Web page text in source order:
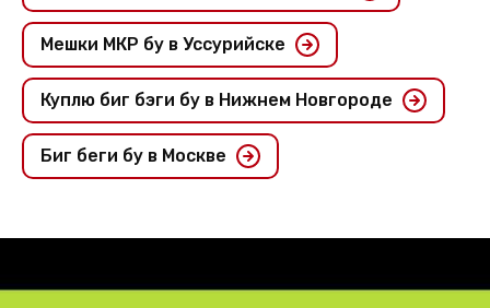
Мешки МКР бу в Уссурийске
Куплю биг бэги бу в Нижнем Новгороде
Биг беги бу в Москве